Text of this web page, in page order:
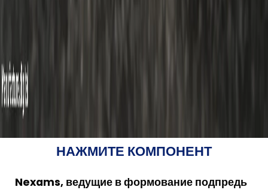
НАЖМИТЕ КОМПОНЕНТ
Nexams, ведущие в формование подпредь